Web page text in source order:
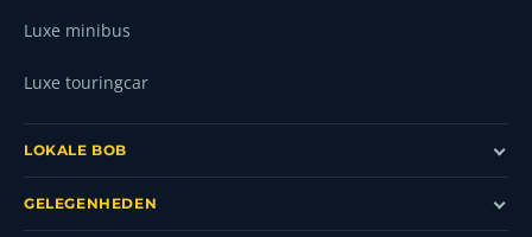
Luxe minibus
Luxe touringcar
LOKALE BOB
GELEGENHEDEN